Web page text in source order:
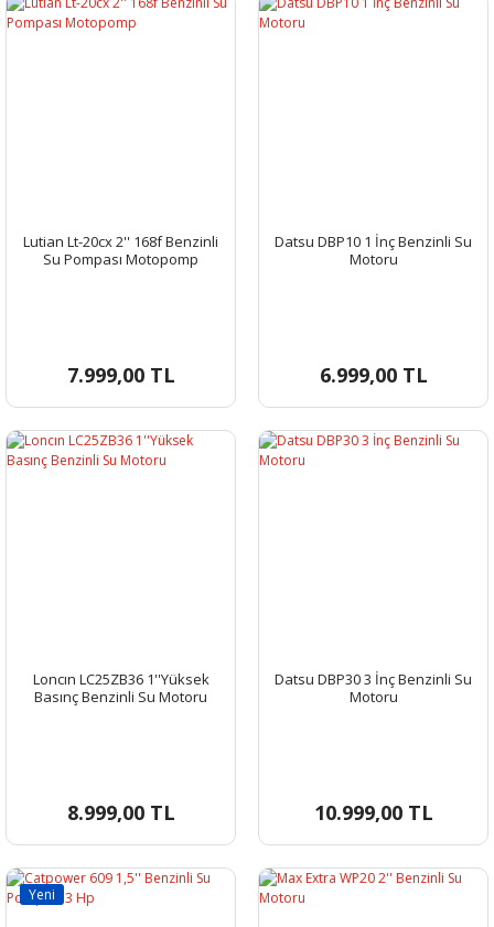
Lutian Lt-20cx 2'' 168f Benzinli
Su Pompası Motopomp
7.999,00 TL
Datsu DBP10 1 İnç Benzinli Su
Motoru
6.999,00 TL
Loncın LC25ZB36 1''Yüksek
Basınç Benzinli Su Motoru
8.999,00 TL
Datsu DBP30 3 İnç Benzinli Su
Motoru
10.999,00 TL
Yeni